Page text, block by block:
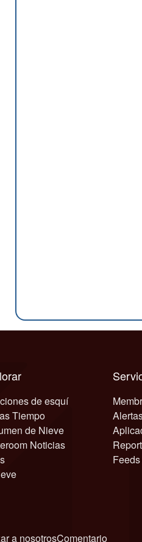
de esquí
Tiempo
de Nieve
Noticias
a nosotrosComentario